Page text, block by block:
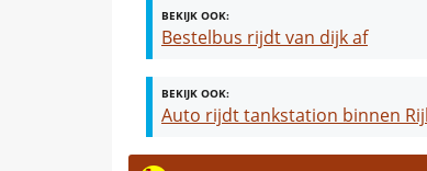
BEKIJK OOK:
Bestelbus rijdt van dijk af
BEKIJK OOK:
Auto rijdt tankstation binnen